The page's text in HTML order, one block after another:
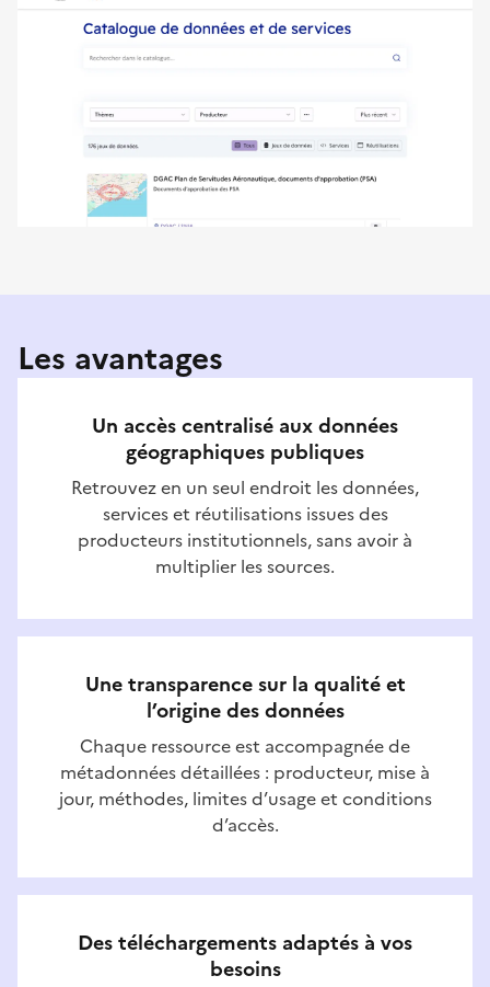
Les avantages
Un accès centralisé aux données
géographiques publiques
Retrouvez en un seul endroit les données,
services et réutilisations issues des
producteurs institutionnels, sans avoir à
multiplier les sources.
Une transparence sur la qualité et
l’origine des données
Chaque ressource est accompagnée de
métadonnées détaillées : producteur, mise à
jour, méthodes, limites d’usage et conditions
d’accès.
Des téléchargements adaptés à vos
besoins